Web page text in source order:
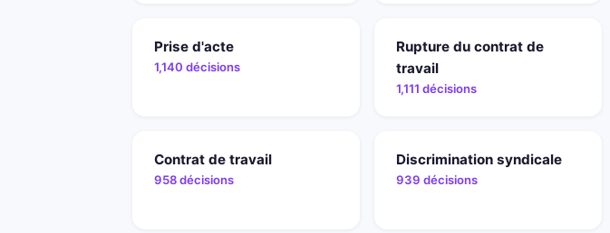
Prise d'acte
1,140 décisions
Rupture du contrat de
travail
1,111 décisions
Contrat de travail
958 décisions
Discrimination syndicale
939 décisions